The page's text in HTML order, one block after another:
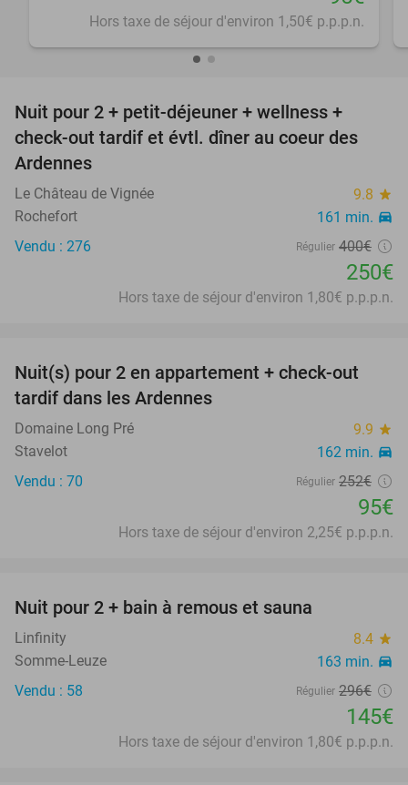
Hors taxe de séjour d'environ 1,50€ p.p.p.n.
Nuit pour 2 + petit-déjeuner + wellness +
check-out tardif et évtl. dîner au coeur des
Ardennes
Le Château de Vignée 9.8 star
Rochefort 161 min. directions_car
Vendu : 276 Régulier 400€
250€
Hors taxe de séjour d'environ 1,80€ p.p.p.n.
62%
Nuit(s) pour 2 en appartement + check-out
tardif dans les Ardennes
Domaine Long Pré 9.9 star
Stavelot 162 min. directions_car
Vendu : 70 Régulier 252€
95€
Hors taxe de séjour d'environ 2,25€ p.p.p.n.
Nuit pour 2 + bain à remous et sauna
Linfinity 8.4 star
Somme-Leuze 163 min. directions_car
Vendu : 58 Régulier 296€
145€
Hors taxe de séjour d'environ 1,80€ p.p.p.n.